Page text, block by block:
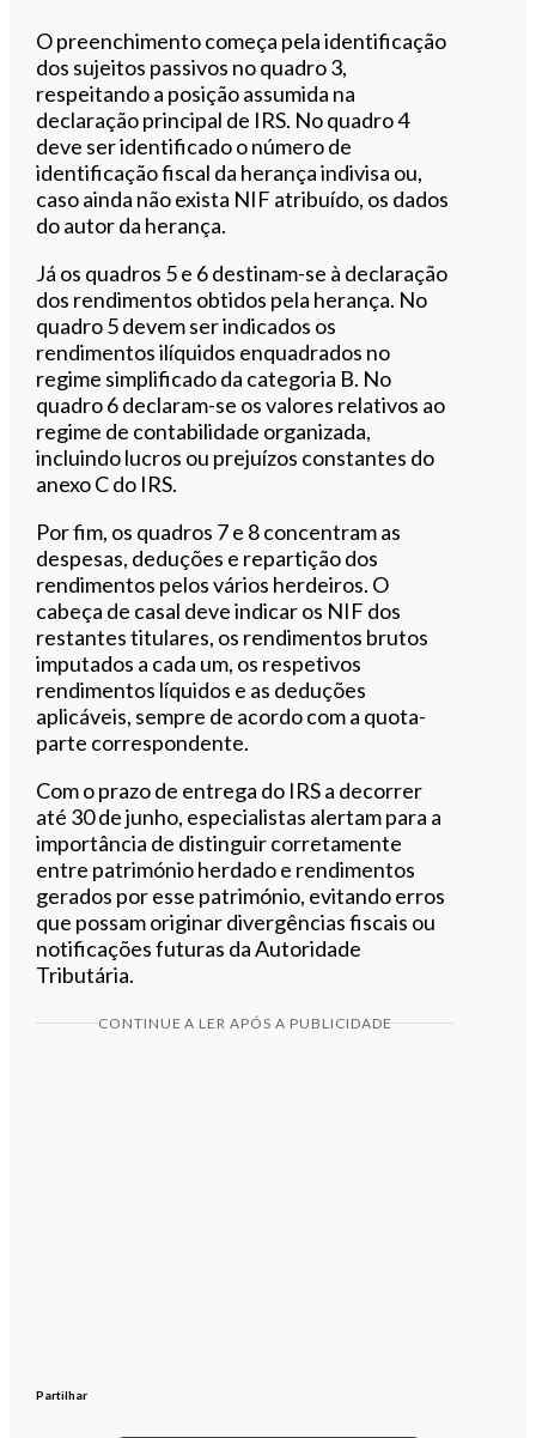
O preenchimento começa pela identificação
dos sujeitos passivos no quadro 3,
respeitando a posição assumida na
declaração principal de IRS. No quadro 4
deve ser identificado o número de
identificação fiscal da herança indivisa ou,
caso ainda não exista NIF atribuído, os dados
do autor da herança.
Já os quadros 5 e 6 destinam-se à declaração
dos rendimentos obtidos pela herança. No
quadro 5 devem ser indicados os
rendimentos ilíquidos enquadrados no
regime simplificado da categoria B. No
quadro 6 declaram-se os valores relativos ao
regime de contabilidade organizada,
incluindo lucros ou prejuízos constantes do
anexo C do IRS.
Por fim, os quadros 7 e 8 concentram as
despesas, deduções e repartição dos
rendimentos pelos vários herdeiros. O
cabeça de casal deve indicar os NIF dos
restantes titulares, os rendimentos brutos
imputados a cada um, os respetivos
rendimentos líquidos e as deduções
aplicáveis, sempre de acordo com a quota-
parte correspondente.
Com o prazo de entrega do IRS a decorrer
até 30 de junho, especialistas alertam para a
importância de distinguir corretamente
entre património herdado e rendimentos
gerados por esse património, evitando erros
que possam originar divergências fiscais ou
notificações futuras da Autoridade
Tributária.
CONTINUE A LER APÓS A PUBLICIDADE
Partilhar